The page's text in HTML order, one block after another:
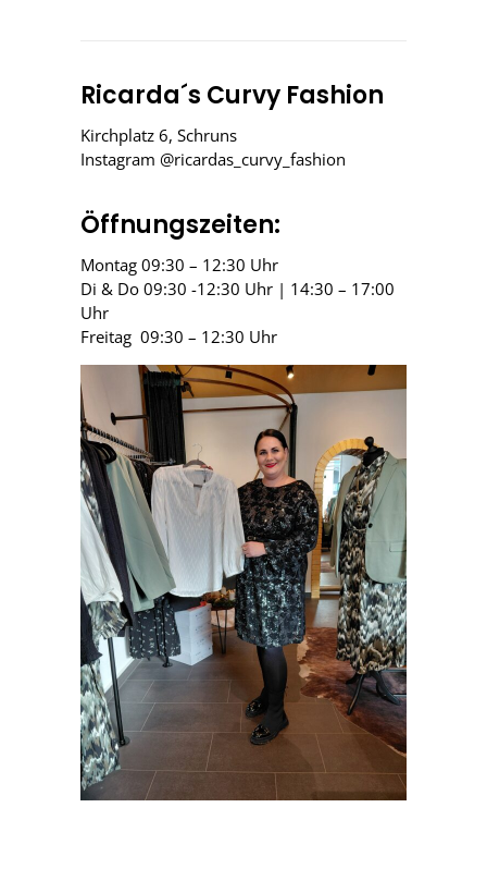
Ricarda´s Curvy Fashion
Kirchplatz 6, Schruns
Instagram @ricardas_curvy_fashion
Öffnungszeiten:
Montag 09:30 – 12:30 Uhr
Di & Do 09:30 -12:30 Uhr | 14:30 – 17:00
Uhr
Freitag 09:30 – 12:30 Uhr